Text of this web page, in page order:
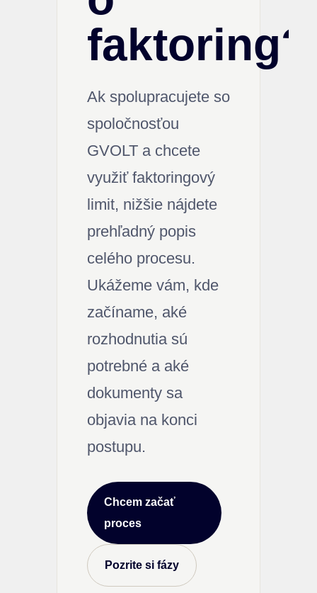
faktoring?
Ak spolupracujete so
spoločnosťou
GVOLT a chcete
využiť faktoringový
limit, nižšie nájdete
prehľadný popis
celého procesu.
Ukážeme vám, kde
začíname, aké
rozhodnutia sú
potrebné a aké
dokumenty sa
objavia na konci
postupu.
Chcem začať
proces
Pozrite si fázy